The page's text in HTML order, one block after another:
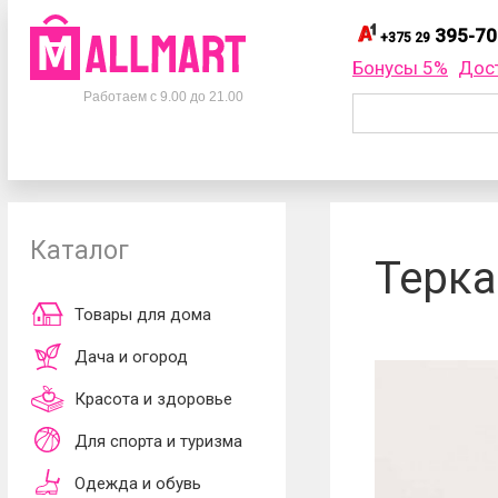
Телефоны
+375 33395-70-75
Работаем с 9.00 до 21.00
+375 29 395-
+375 29
обработки
принимаю
Бонусы 5%
Каталог
Товары для дома
Дача и огород
Красота и здоровье
Для спорта и туризма
Одежда и обувь